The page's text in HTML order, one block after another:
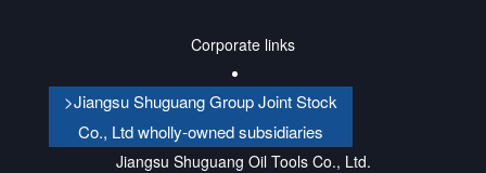
Corporate links
>Jiangsu Shuguang Group Joint Stock
Co., Ltd wholly-owned subsidiaries
Jiangsu Shuguang Oil Tools Co., Ltd.